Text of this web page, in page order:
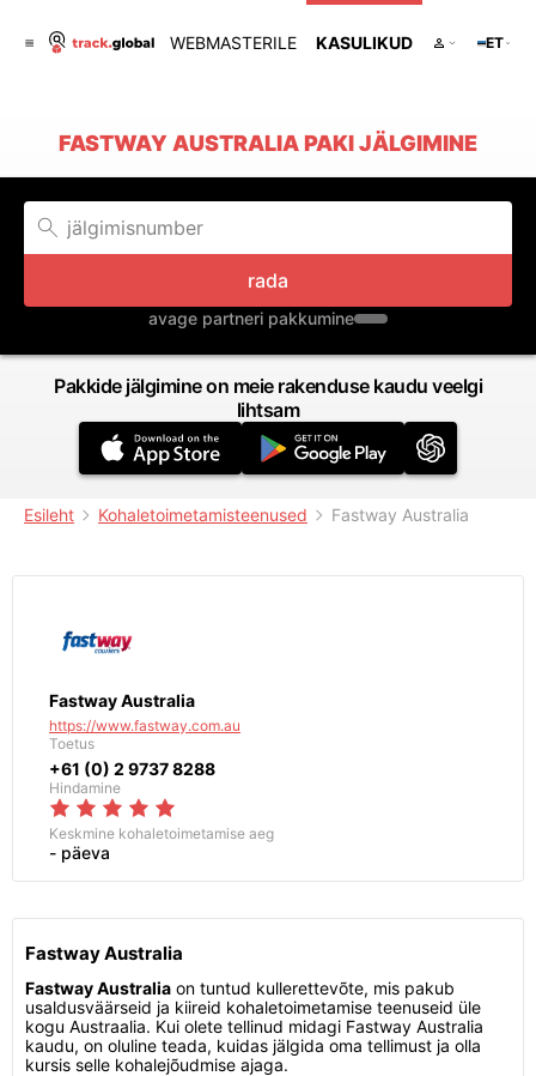
WEBMASTERILE KASULIKUD ET
FASTWAY AUSTRALIA PAKI JÄLGIMINE
rada
avage partneri pakkumine
Pakkide jälgimine on meie rakenduse kaudu veelgi
lihtsam
Esileht Kohaletoimetamisteenused Fastway Australia
Fastway Australia
https://www.fastway.com.au
Toetus
+61 (0) 2 9737 8288
Hindamine
Keskmine kohaletoimetamise aeg
- päeva
Fastway Australia
Fastway Australia on tuntud kullerettevõte, mis pakub
usaldusväärseid ja kiireid kohaletoimetamise teenuseid üle
kogu Austraalia. Kui olete tellinud midagi Fastway Australia
kaudu, on oluline teada, kuidas jälgida oma tellimust ja olla
kursis selle kohalejõudmise ajaga.